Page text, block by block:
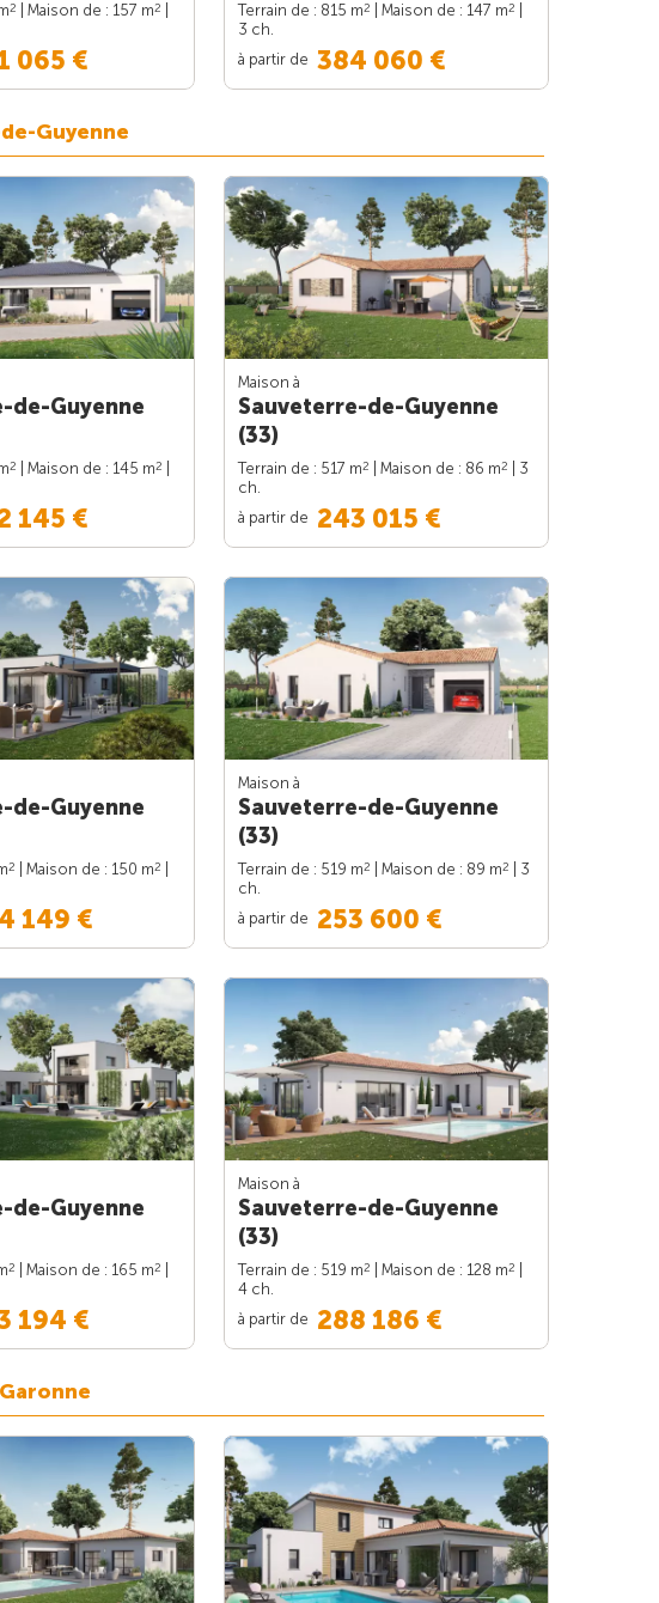
2 | Maison de : 157 m2
065 €
Terrain de : 815 m2 | Maison de : 147 m2
3 ch.
à partir de 384 060 €
Guyenne
de-Guyenne
2 | Maison de : 145 m2
145 €
Maison à
Sauveterre-de-Guyenne
(33)
Terrain de : 517 m2 | Maison de : 86 m2
| 3
ch.
à partir de 243 015 €
de-Guyenne
2 | Maison de : 150 m2
149 €
Maison à
Sauveterre-de-Guyenne
(33)
Terrain de : 519 m2 | Maison de : 89 m2
| 3
ch.
à partir de 253 600 €
de-Guyenne
2 | Maison de : 165 m2
194 €
Maison à
Sauveterre-de-Guyenne
(33)
Terrain de : 519 m2 | Maison de : 128 m2
4 ch.
à partir de 288 186 €